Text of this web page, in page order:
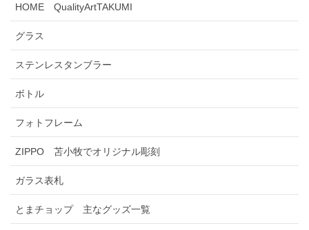
HOME QualityArtTAKUMI
グラス
ステンレスタンブラー
ボトル
フォトフレーム
ZIPPO 苫小牧でオリジナル彫刻
ガラス表札
とまチョップ 主なグッズ一覧